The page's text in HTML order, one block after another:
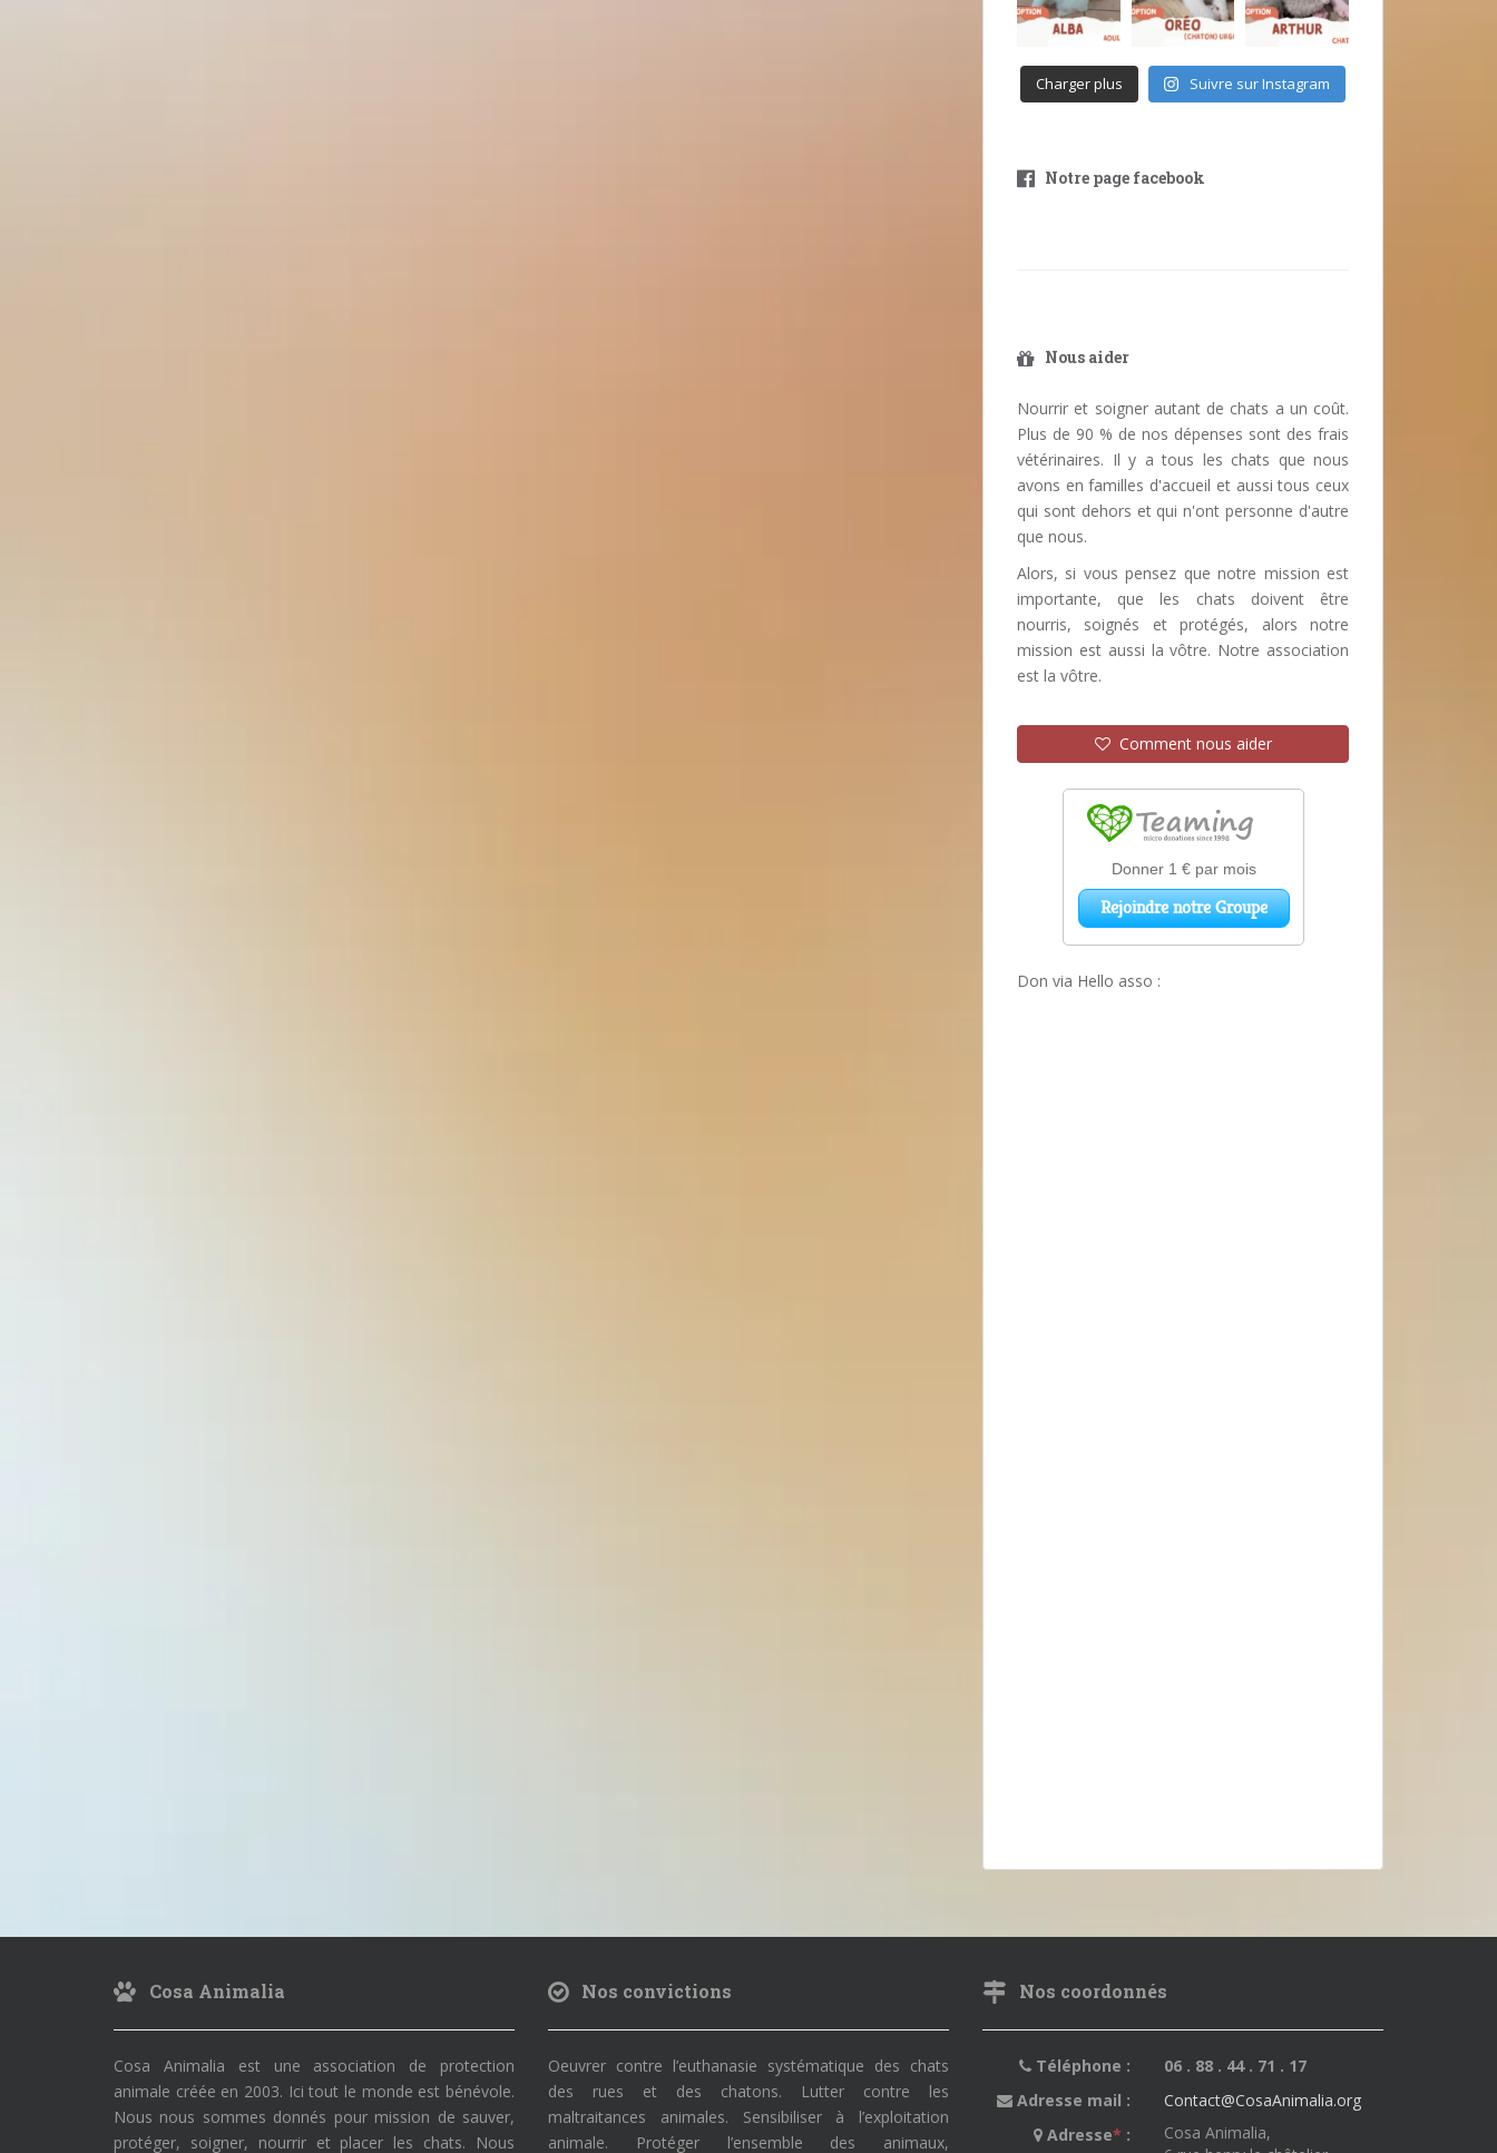
Charger plus Suivre sur Instagram
Notre page facebook
Nous aider
Nourrir et soigner autant de chats a un coût.
Plus de 90 % de nos dépenses sont des frais
vétérinaires. Il y a tous les chats que nous
avons en familles d'accueil et aussi tous ceux
qui sont dehors et qui n'ont personne d'autre
que nous.
Alors, si vous pensez que notre mission est
importante, que les chats doivent être
nourris, soignés et protégés, alors notre
mission est aussi la vôtre. Notre association
est la vôtre.
Comment nous aider
Don via Hello asso :
Cosa Animalia
Cosa Animalia est une association de protection
animale créée en 2003. Ici tout le monde est bénévole.
Nous nous sommes donnés pour mission de sauver,
protéger, soigner, nourrir et placer les chats. Nous
Nos convictions
Oeuvrer contre l’euthanasie systématique des chats
des rues et des chatons. Lutter contre les
maltraitances animales. Sensibiliser à l’exploitation
animale. Protéger l’ensemble des animaux,
Nos coordonnés
Téléphone :
06 . 88 . 44 . 71 . 17
Adresse mail :
Contact@CosaAnimalia.org
Adresse* :
Cosa Animalia,